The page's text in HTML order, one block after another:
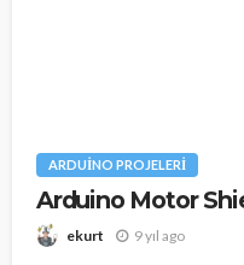
ARDUINO PROJELERI
Arduino Motor
ekurt 9 yıl ago